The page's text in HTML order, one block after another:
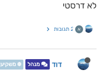
לא דרסטי
א 2 תגובות
דוד מנהל ❄️ משקיען